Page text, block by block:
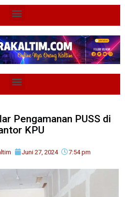
Pengamanan PUSS di
KPU
Juni 27, 2024 7:54 pm